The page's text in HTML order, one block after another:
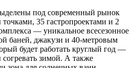
под современный рынок
35 гастропроектами и 2
— уникальное всесезонное
баней, джакузи и 40-метровым
будет работать круглый год —
согревать зимой. А также